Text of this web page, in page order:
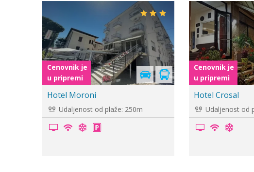
Cenovnik je
u pripremi
Hotel Barone
Udaljenost od plaže: 100m
Cenovnik je
u pripremi
Hotel Como
Udaljenost od